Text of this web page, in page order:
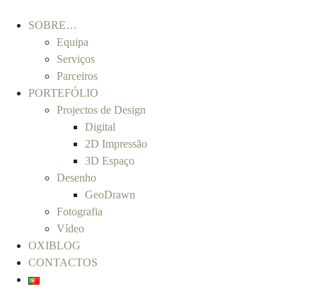
SOBRE…
Equipa
Serviços
Parceiros
PORTEFÓLIO
Projectos de Design
Digital
2D Impressão
3D Espaço
Desenho
GeoDrawn
Fotografia
Vídeo
OXIBLOG
CONTACTOS